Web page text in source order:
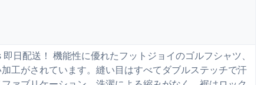
日配送！ 機能性に優れたフットジョイのゴルフシャツ、
工がされています。縫い目はすべてダブルステッチで汗